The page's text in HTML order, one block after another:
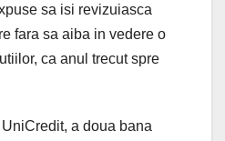
sa isi revizuiasca
fara sa aiba in vedere o
ca anul trecut spre
a doua bana